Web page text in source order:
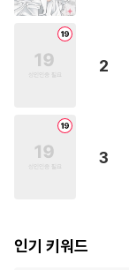
2
3
인기 키워드